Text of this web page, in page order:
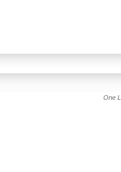
One